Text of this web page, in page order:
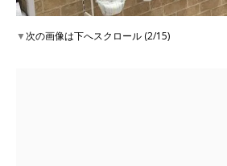
▼次の画像は下へスクロール (2/15)